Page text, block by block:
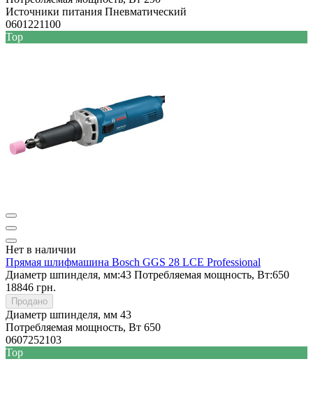
Источники питания Пневматический
0601221100
Top
Нет в наличии
Прямая шлифмашина Bosch GGS 28 LCE Professional
Диаметр шпинделя, мм:43 Потребляемая мощность, Вт:650
18846 грн.
Продано
Диаметр шпинделя, мм 43
Потребляемая мощность, Вт 650
0607252103
Top